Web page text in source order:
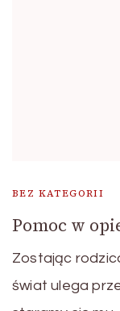
BEZ KATEGORII
Pomoc w
Zostając
świat ulega